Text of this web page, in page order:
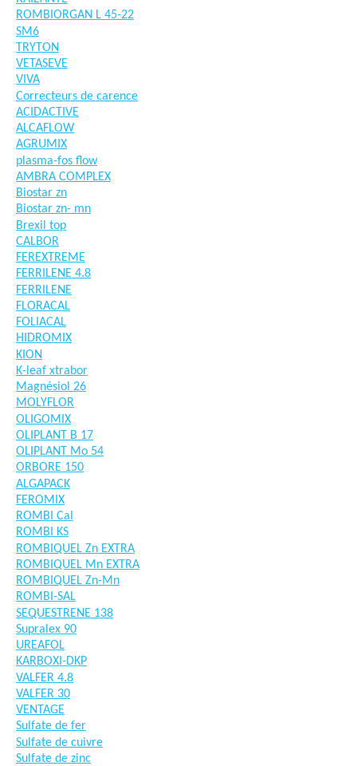
ROMBIORGAN L 45-22
SM6
TRYTON
VETASEVE
VIVA
Correcteurs de carence
ACIDACTIVE
ALCAFLOW
AGRUMIX
plasma-fos flow
AMBRA COMPLEX
Biostar zn
Biostar zn- mn
Brexil top
CALBOR
FEREXTREME
FERRILENE 4.8
FERRILENE
FLORACAL
FOLIACAL
HIDROMIX
KION
K-leaf xtrabor
Magnésiol 26
MOLYFLOR
OLIGOMIX
OLIPLANT B 17
OLIPLANT Mo 54
ORBORE 150
ALGAPACK
FEROMIX
ROMBI Cal
ROMBI KS
ROMBIQUEL Zn EXTRA
ROMBIQUEL Mn EXTRA
ROMBIQUEL Zn-Mn
ROMBI-SAL
SEQUESTRENE 138
Supralex 90
UREAFOL
KARBOXI-DKP
VALFER 4.8
VALFER 30
VENTAGE
Sulfate de fer
Sulfate de cuivre
Sulfate de zinc